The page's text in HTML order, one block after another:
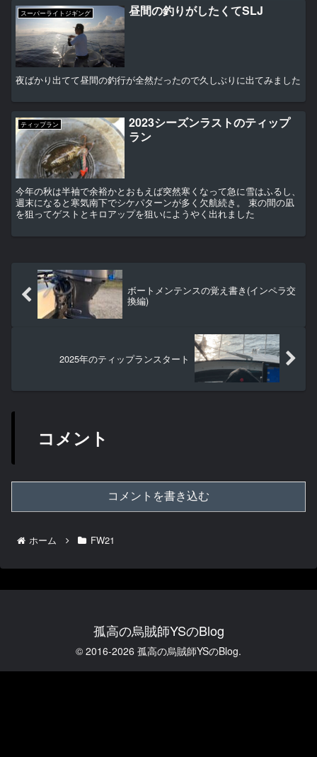
スーパーライトジギング 昼間の釣りがしたくてSLJ
夜ばかり出てて昼間の釣行が全然だったので久しぶりに出てみました
ティップラン
2023シーズンラストのティップ
ラン
今年の秋は半袖で余裕かとおもえば突然寒くなって急に雪はふるし、
週末になると寒気南下でシケパターンが多く欠航続き。 束の間の凪
を狙ってゲストとキロアップを狙いにようやく出れました
ボートメンテンスの覚え書き(インペラ交
換編)
2025年のティップランスタート
コメント
コメントを書き込む
ホーム FW21
孤高の烏賊師YSのBlog
© 2016-2026 孤高の烏賊師YSのBlog.